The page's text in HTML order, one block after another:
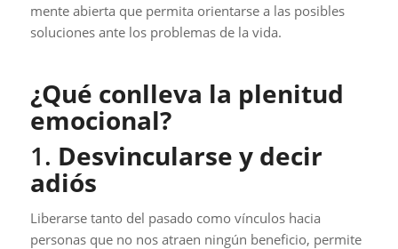
mente abierta que permita orientarse a las posibles
soluciones ante los problemas de la vida.
¿Qué conlleva la plenitud
emocional?
1. Desvincularse y decir
adiós
Liberarse tanto del pasado como vínculos hacia
personas que no nos atraen ningún beneficio, permite